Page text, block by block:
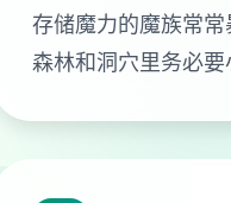
存储魔力的魔族常
森林和洞穴里务必要